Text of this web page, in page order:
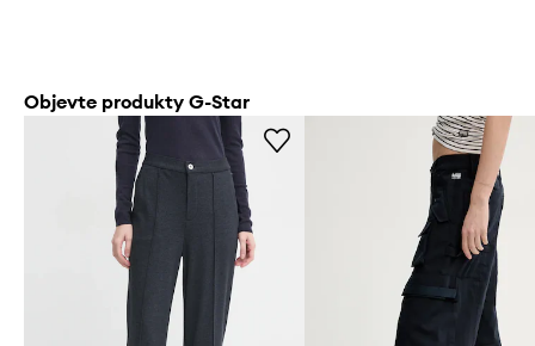
Objevte produkty G-Star